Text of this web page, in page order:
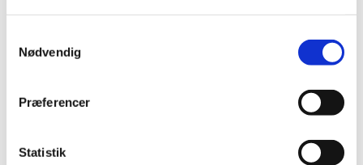
Nødvendig
Præferencer
Statistik
Fortrydelsespiller kan svigte, hvis man bruger
5. august 2016
Norlevo eller Levodonna, skal være opmærksomme på,…